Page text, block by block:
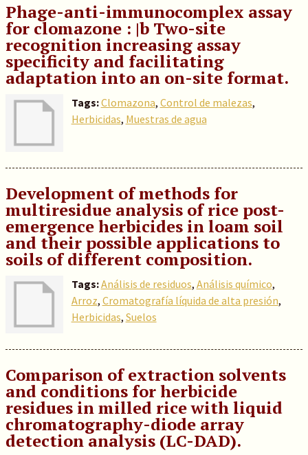
Phage-anti-immunocomplex assay
for clomazone : |b Two-site
recognition increasing assay
specificity and facilitating
adaptation into an on-site format.
Tags:Clomazona, Control de malezas,
Herbicidas, Muestras de agua
Development of methods for
multiresidue analysis of rice post-
emergence herbicides in loam soil
and their possible applications to
soils of different composition.
Tags:Análisis de residuos, Análisis químico,
Arroz, Cromatografía líquida de alta presión,
Herbicidas, Suelos
Comparison of extraction solvents
and conditions for herbicide
residues in milled rice with liquid
chromatography-diode array
detection analysis (LC-DAD).